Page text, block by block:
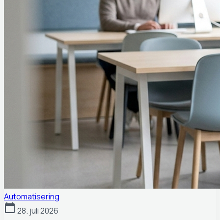
Automatisering
calendar_today 28. juli 2026